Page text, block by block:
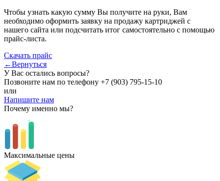
Чтобы узнать какую сумму Вы получите на руки, Вам
необходимо оформить заявку на продажу картриджей с
нашего сайта или подсчитать итог самостоятельно с помощью
прайс-листа.
Скачать прайс
←Вернуться
У Вас остались вопросы?
Позвоните нам по телефону +7 (903) 795-15-10
или
Напишите нам
Почему именно мы?
Максимальные цены